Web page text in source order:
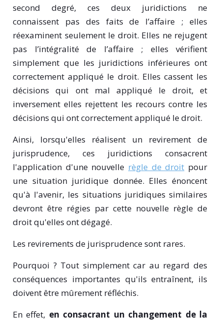
second degré, ces deux juridictions ne
connaissent pas des faits de l’affaire ; elles
réexaminent seulement le droit. Elles ne rejugent
pas l’intégralité de l’affaire ; elles vérifient
simplement que les juridictions inférieures ont
correctement appliqué le droit. Elles cassent les
décisions qui ont mal appliqué le droit, et
inversement elles rejettent les recours contre les
décisions qui ont correctement appliqué le droit.
Ainsi, lorsqu'elles réalisent un revirement de
jurisprudence, ces juridictions consacrent
l'application d'une nouvelle règle de droit pour
une situation juridique donnée. Elles énoncent
qu'à l'avenir, les situations juridiques similaires
devront être régies par cette nouvelle règle de
droit qu'elles ont dégagé.
Les revirements de jurisprudence sont rares.
Pourquoi ? Tout simplement car au regard des
conséquences importantes qu'ils entraînent, ils
doivent être mûrement réfléchis.
En effet, en consacrant un changement de la